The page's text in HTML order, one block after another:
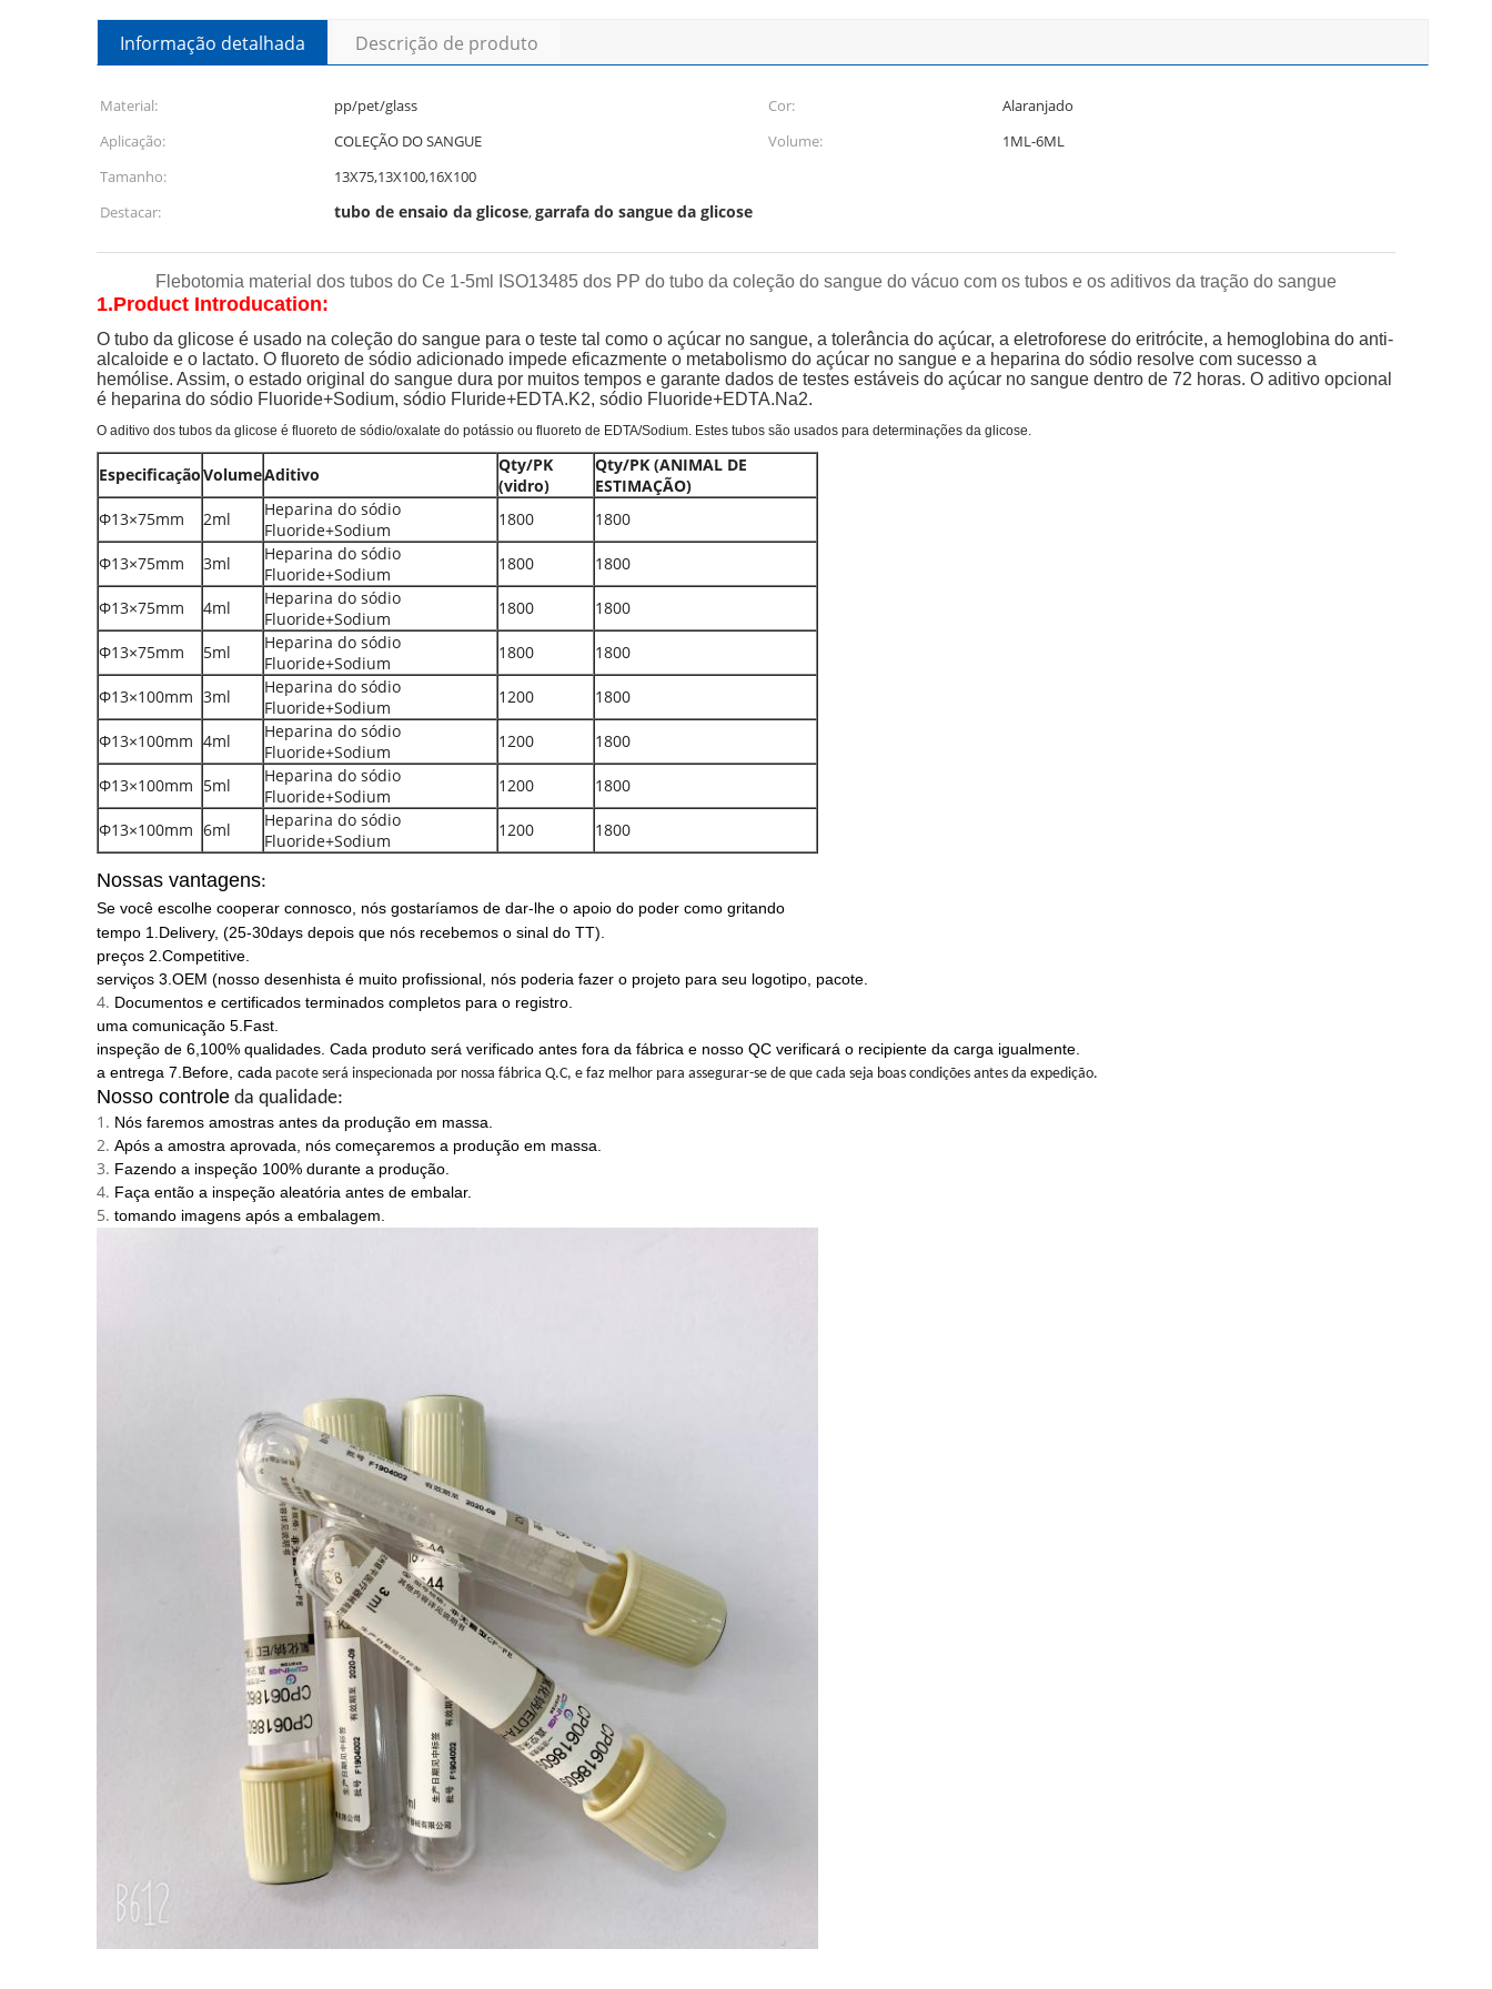
Informação detalhada Descrição de produto
Material: pp/pet/glass Cor:
Alaranjado
Aplicação:
COLEÇÃO DO SANGUE Volume:
1ML-6ML
Tamanho:
13X75,13X100,16X100
Destacar:
tubo de ensaio da glicose,garrafa do sangue da glicose
Flebotomia material dos tubos do Ce 1-5ml ISO13485 dos PP do tubo da coleção do sangue do vácuo com os tubos e os aditivos da tração do sangue
1.Product Introducation:
O tubo da glicose é usado na coleção do sangue para o teste tal como o açúcar no sangue, a tolerância do açúcar, a eletroforese do eritrócite, a hemoglobina do anti-
alcaloide e o lactato. O fluoreto de sódio adicionado impede eficazmente o metabolismo do açúcar no sangue e a heparina do sódio resolve com sucesso a
hemólise. Assim, o estado original do sangue dura por muitos tempos e garante dados de testes estáveis do açúcar no sangue dentro de 72 horas. O aditivo opcional
é heparina do sódio Fluoride+Sodium, sódio Fluride+EDTA.K2, sódio Fluoride+EDTA.Na2.
O aditivo dos tubos da glicose é fluoreto de sódio/oxalate do potássio ou fluoreto de EDTA/Sodium. Estes tubos são usados para determinações da glicose.
EspecificaçãoVolumeAditivo
Qty/PK
(vidro)
Qty/PK (ANIMAL DE
ESTIMAÇÃO)
Φ13×75mm
2ml
Heparina do sódio
Fluoride+Sodium
1800 1800
Φ13×75mm 3ml
Heparina do sódio
Fluoride+Sodium
1800 1800
Φ13×75mm 4ml
Heparina do sódio
Fluoride+Sodium
1800 1800
Φ13×75mm 5ml
Heparina do sódio
Fluoride+Sodium
1800 1800
Φ13×100mm 3ml
Heparina do sódio
Fluoride+Sodium
1200 1800
Φ13×100mm 4ml
Heparina do sódio
Fluoride+Sodium
1200 1800
Φ13×100mm 5ml
Heparina do sódio
Fluoride+Sodium
1200 1800
Φ13×100mm 6ml
Heparina do sódio
Fluoride+Sodium
1200 1800
Nossas vantagens:
Se você escolhe cooperar connosco, nós gostaríamos de dar-lhe o apoio do poder como gritando
tempo 1.Delivery, (25-30days depois que nós recebemos o sinal do TT).
preços 2.Competitive.
serviços 3.OEM (nosso desenhista é muito profissional, nós poderia fazer o projeto para seu logotipo, pacote.
4. Documentos e certificados terminados completos para o registro.
uma comunicação 5.Fast.
inspeção de 6,100% qualidades. Cada produto será verificado antes fora da fábrica e nosso QC verificará o recipiente da carga igualmente.
a entrega 7.Before, cada pacote será inspecionada por nossa fábrica Q.C, e faz melhor para assegurar-se de que cada seja boas condições antes da expedição.
Nosso controle da qualidade:
1. Nós faremos amostras antes da produção em massa.
2. Após a amostra aprovada, nós começaremos a produção em massa.
3. Fazendo a inspeção 100% durante a produção.
4. Faça então a inspeção aleatória antes de embalar.
5. tomando imagens após a embalagem.